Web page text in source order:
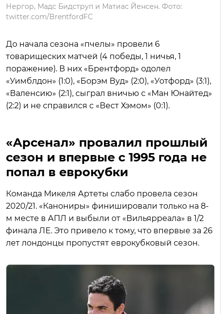
Нергор, Мадс Бидструп и Матиас Йенсен. Фото:
twitter.com/BrentfordFC
До начала сезона «пчелы» провели 6
товарищеских матчей (4 победы, 1 ничья, 1
поражение). В них «Брентфорд» одолел
«Уимблдон» (1:0), «Борэм Вуд» (2:0), «Уотфорд» (3:1),
«Валенсию» (2:1), сыграл вничью с «Ман Юнайтед»
(2:2) и не справился с «Вест Хэмом» (0:1).
«Арсенал» провалил прошлый
сезон и впервые с 1995 года не
попал в еврокубки
Команда Микеля Артеты слабо провела сезон
2020/21. «Канониры» финишировали только на 8-
м месте в АПЛ и выбыли от «Вильярреала» в 1/2
финала ЛЕ. Это привело к тому, что впервые за 26
лет лондонцы пропустят еврокубковый сезон.